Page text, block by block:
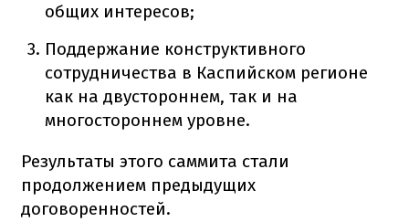
общих интересов;
Поддержание конструктивного
сотрудничества в Каспийском регионе
как на двустороннем, так и на
многостороннем уровне.
Результаты этого саммита стали
продолжением предыдущих
договоренностей.